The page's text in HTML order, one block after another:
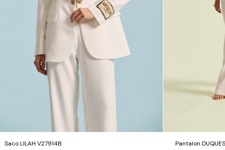
Saco LILAH V27914B Pantalon